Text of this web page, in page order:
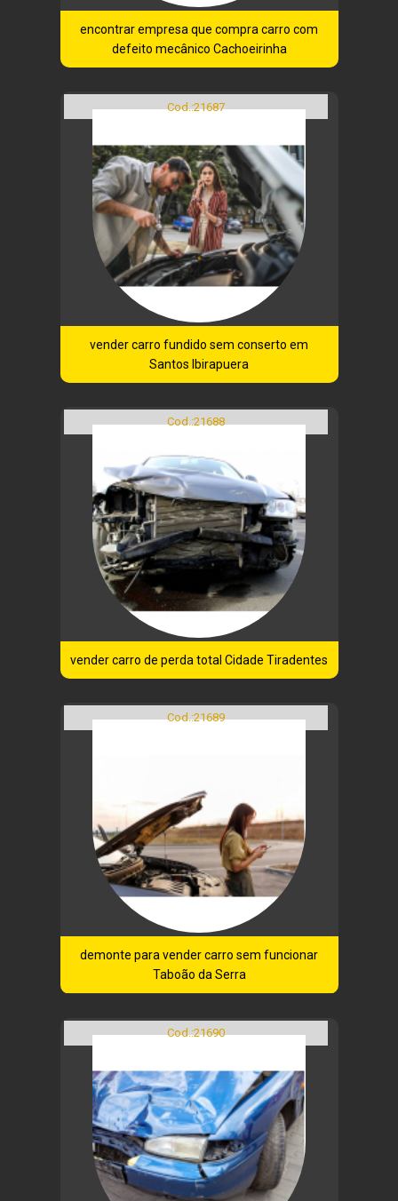
encontrar empresa que compra carro com
defeito mecânico Cachoeirinha
Cod.:21687
vender carro fundido sem conserto em
Santos Ibirapuera
Cod.:21688
vender carro de perda total Cidade Tiradentes
Cod.:21689
demonte para vender carro sem funcionar
Taboão da Serra
Cod.:21690